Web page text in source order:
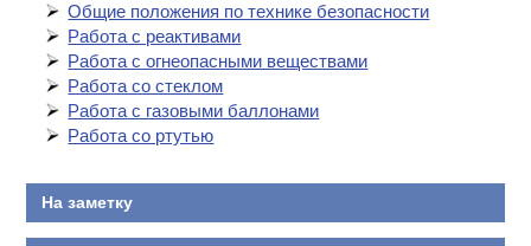
Общие положения по технике безопасности
Работа с реактивами
Работа с огнеопасными веществами
Работа со стеклом
Работа с газовыми баллонами
Работа со ртутью
На заметку